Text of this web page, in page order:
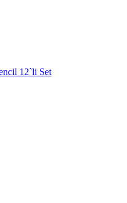
12`li Set